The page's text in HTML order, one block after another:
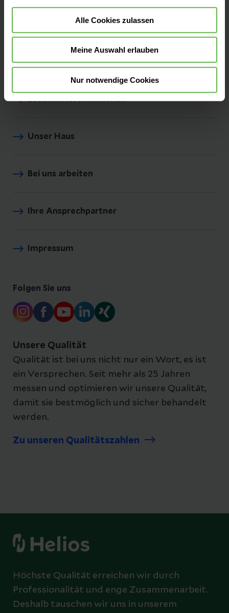
Alle Cookies zulassen
Meine Auswahl erlauben
Nur notwendige Cookies
Unsere Fachbereiche
Besucherinformationen
Unser Haus
Bei uns arbeiten
Ihre Ansprechpartner
Impressum
Folgen Sie uns
Unsere Qualität
Qualität ist bei uns nicht nur ein Wort, es ist
ein Versprechen. Seit mehr als 25 Jahren
messen und optimieren wir unsere Qualität,
damit sie bestmöglich und sicher behandelt
werden.
Zu unseren Qualitätszahlen
Höchste Qualität erreichen wir durch
Professionalität und enge Zusammenarbeit.
Deshalb tauschen wir uns in unserem